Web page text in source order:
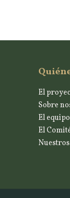
El
Sobre
El equipo
El